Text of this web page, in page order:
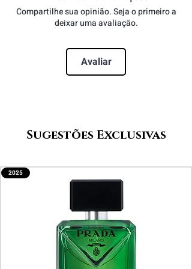
Notas de Coração:Musgo de
Compartilhe sua opinião. Seja o primeiro a
deixar uma avaliação.
Avaliar
Sugestões Exclusivas
2025